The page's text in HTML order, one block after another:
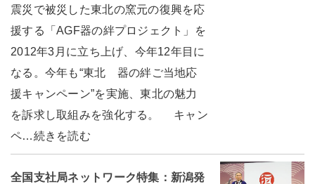
震災で被災した東北の窯元の復興を応
援する「AGF器の絆プロジェクト」を
2012年3月に立ち上げ、今年12年目に
なる。今年も“東北 器の絆ご当地応
援キャンペーン”を実施、東北の魅力
を訴求し取組みを強化する。 キャン
ペ…続きを読む
全国支社局ネットワーク特集：新潟発